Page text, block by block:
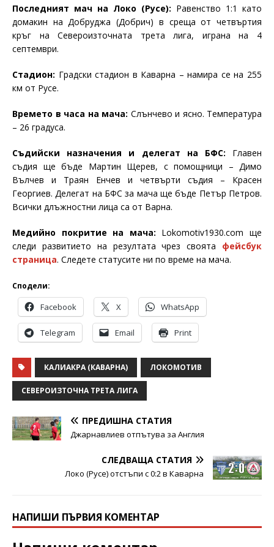
Последният мач на Локо (Русе): Равенство 1:1 като
домакин на Добруджа (Добрич) в среща от четвъртия
кръг на Североизточната трета лига, играна на 4
септември.
Стадион: Градски стадион в Каварна – намира се на 255
км от Русе.
Времето в часа на мача: Слънчево и ясно. Температура
– 26 градуса.
Съдийски назначения и делегат на БФС: Главен
съдия ще бъде Мартин Щерев, с помощници – Димо
Вълчев и Траян Енчев и четвърти съдия – Красен
Георгиев. Делегат на БФС за мача ще бъде Петър Петров.
Всички длъжностни лица са от Варна.
Медийно покритие на мача: Lokomotiv1930.comще
следи развитието на резултата чрез своята фейсбук
страница. Следете статусите ни по време на мача.
Сподели:
Facebook X WhatsApp
Telegram Email Print
КАЛИАКРА (КАВАРНА) ЛОКОМОТИВ
СЕВЕРОИЗТОЧНА ТРЕТА ЛИГА
ПРЕДИШНА СТАТИЯ
Джарнавлиев отпътува за Англия
СЛЕДВАЩА СТАТИЯ
Локо (Русе) отстъпи с 0:2 в Каварна
НАПИШИ ПЪРВИЯ КОМЕНТАР